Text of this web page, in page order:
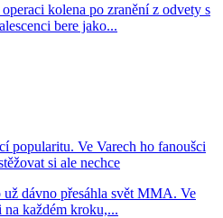
kolena po zranění z odvety s
bere jako...
popularitu. Ve Varech ho fanoušci
si ale nechce
dávno přesáhla svět MMA. Ve
na každém kroku,...